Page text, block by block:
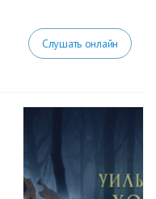
Слушать онлайн